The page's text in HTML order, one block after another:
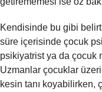
Kendisinde bu gibi
süre içerisinde çocuk
psikiyatrist ya da çocuk
Uzmanlar çocuklar
kesin tanı koyabilirken,